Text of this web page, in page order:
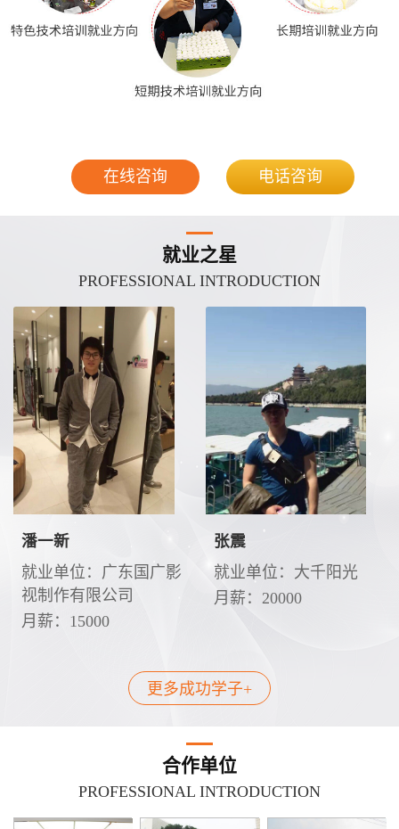
在线咨询 电话咨询
就业之星
PROFESSIONAL INTRODUCTION
潘一新
就业单位：广东国广影
视制作有限公司
月薪：15000
张震
就业单位：大千阳光
月薪：20000
更多成功学子+
合作单位
PROFESSIONAL INTRODUCTION